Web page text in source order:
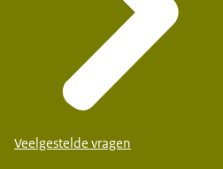
Veelgestelde vragen